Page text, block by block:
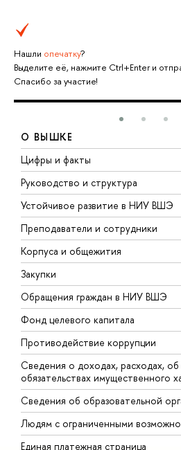
Нашли опечатку?
Выделите её, нажмите Ctrl+Enter и
Спасибо за участие!
О ВЫШКЕ
Цифры и факты
Руководство и структура
Устойчивое развитие в НИУ ВШЭ
Преподаватели и сотрудники
Корпуса и общежития
Закупки
Обращения граждан в НИУ ВШЭ
Фонд целевого капитала
Противодействие коррупции
Сведения о доходах, расходах,
обязательствах имущественного
Сведения об образовательной
Людям с ограниченными
Единая платежная страница